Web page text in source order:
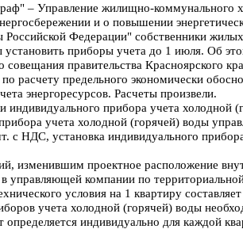
– Управление жилищно-коммунального
и о повышении
Российской Федерации" собственники
приборы учета до 1 июля. Об
совещания правительства Красноярского
расчету предельного экономически
энергоресурсов. Расчеты произвели.
индивидуального прибора учета
учета холодной (горячей) воды
с НДС, установка индивидуального
изменившим проектное расположение
управляющей компании по
условия на 1 квартиру
учета холодной (горячей) воды
индивидуально для каждой